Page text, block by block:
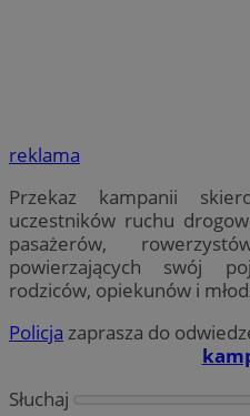
reklama
Przekaz kampanii
uczestników ruchu
pasażerów,
powierzających swój
rodziców, opiekunów i
Policja zaprasza do
Słuchaj